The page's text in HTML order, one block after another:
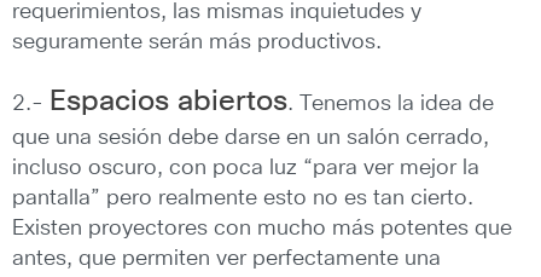
requerimientos, las mismas inquietudes y
seguramente serán más productivos.
2.- Espacios abiertos. Tenemos la idea de
que una sesión debe darse en un salón cerrado,
incluso oscuro, con poca luz “para ver mejor la
pantalla” pero realmente esto no es tan cierto.
Existen proyectores con mucho más potentes que
antes, que permiten ver perfectamente una